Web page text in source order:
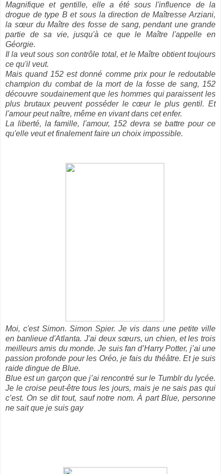
Magnifique et gentille, elle a été sous l'influence de la
drogue de type B et sous la direction de Maîtresse Arziani,
la sœur du Maître des fosse de sang, pendant une grande
partie de sa vie, jusqu'à ce que le Maître l'appelle en
Géorgie.
Il la veut sous son contrôle total, et le Maître obtient toujours
ce qu'il veut.
Mais quand 152 est donné comme prix pour le redoutable
champion du combat de la mort de la fosse de sang, 152
découvre soudainement que les hommes qui paraissent les
plus brutaux peuvent posséder le cœur le plus gentil. Et
l'amour peut naître, même en vivant dans cet enfer.
La liberté, la famille, l'amour, 152 devra se battre pour ce
qu'elle veut et finalement faire un choix impossible.
Moi, c'est Simon. Simon Spier. Je vis dans une petite ville
en banlieue d'Atlanta. J'ai deux sœurs, un chien, et les trois
meilleurs amis du monde. Je suis fan d’Harry Potter, j’ai une
passion profonde pour les Oréo, je fais du théâtre. Et je suis
raide dingue de Blue.
Blue est un garçon que j’ai rencontré sur le Tumblr du lycée.
Je le croise peut-être tous les jours, mais je ne sais pas qui
c’est. On se dit tout, sauf notre nom. À part Blue, personne
ne sait que je suis gay